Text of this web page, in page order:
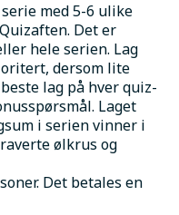
med 5-6 ulike
Det er
hele serien. Lag
dersom lite
lag på hver quiz-
Laget
i serien vinner i
ølkrus og
Det betales en